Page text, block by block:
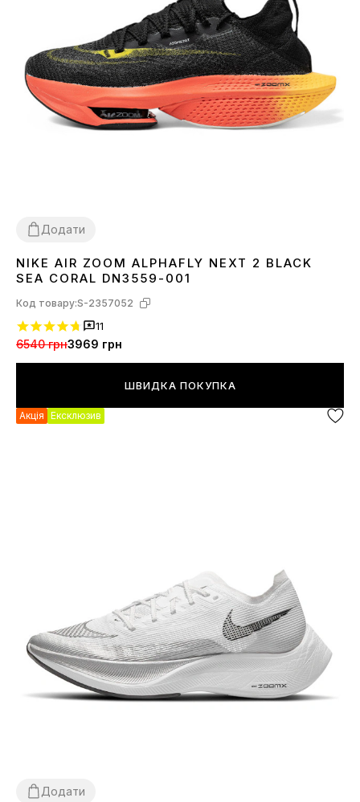
Додати
3637 38 39 4045
NIKE AIR ZOOM ALPHAFLY NEXT 2 BLACK
SEA CORAL DN3559-001
Код товару:S-2357052
11
6540 грн3969 грн
ШВИДКА ПОКУПКА
Акція Ексклюзив
Додати